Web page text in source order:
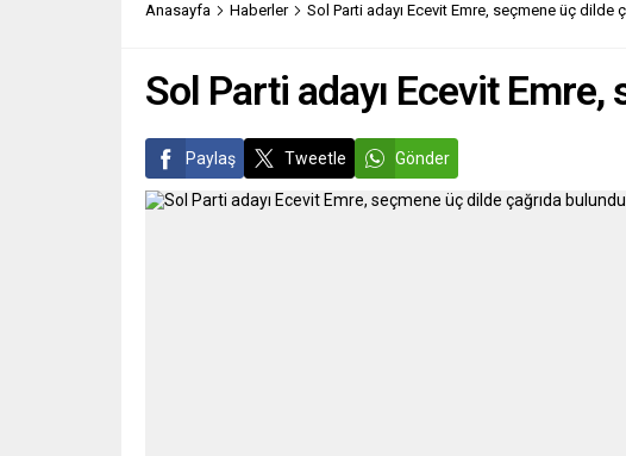
Anasayfa Haberler Sol Parti adayı Ecevit Emre, seçmene üç dilde
Sol Parti adayı Ecevit
Paylaş Tweetle Gönder